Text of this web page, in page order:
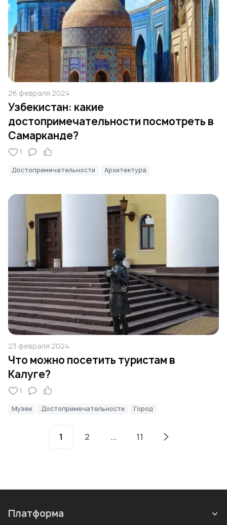
26 февраля 2024
Узбекистан: какие
достопримечательности посмотреть в
Самарканде?
1
Достопримечательности Архитектура
23 февраля 2024
Что можно посетить туристам в
Калуге?
1
Музеи Достопримечательности Город
1 2 ... 11
Платформа